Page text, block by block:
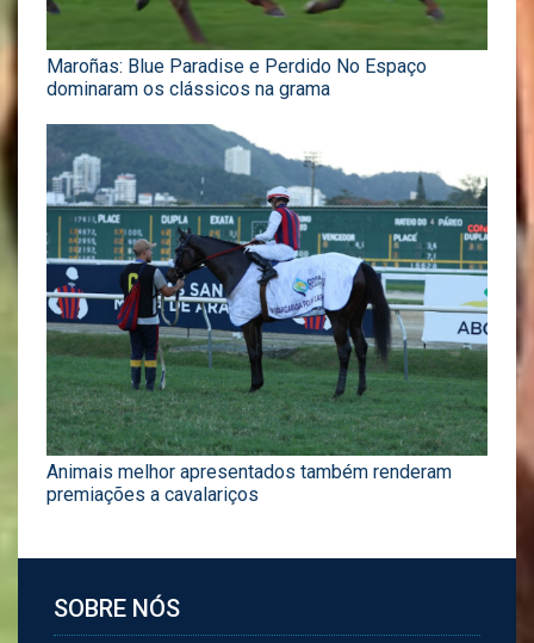
Maroñas: Blue Paradise e Perdido No Espaço
dominaram os clássicos na grama
Animais melhor apresentados também renderam
premiações a cavalariços
SOBRE NÓS